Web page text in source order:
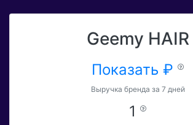
Geemy HAIR
Показать ₽
Выручка бренда за 7 дней
1